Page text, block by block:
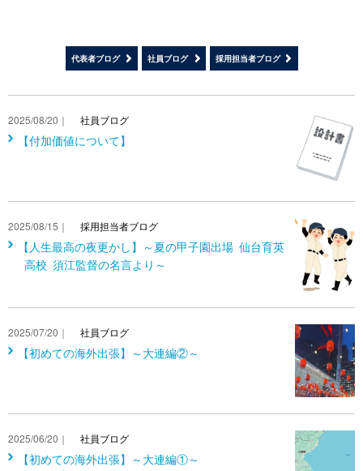
代表者ブログ 社員ブログ 採用担当者ブログ
2025/08/20｜ 社員ブログ
【付加価値について】
2025/08/15｜ 採用担当者ブログ
【人生最高の夜更かし】～夏の甲子園出場 仙台育英
高校 須江監督の名言より～
2025/07/20｜ 社員ブログ
【初めての海外出張】～大連編②～
2025/06/20｜ 社員ブログ
【初めての海外出張】～大連編①～